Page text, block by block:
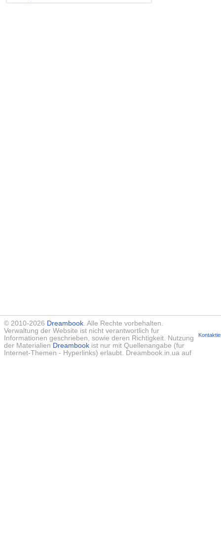
© 2010-2026 Dreambook. Alle Rechte vorbehalten.
Verwaltung der Website ist nicht verantwortlich fur
Informationen geschrieben, sowie deren Richtigkeit. Nutzung
der Materialien Dreambook ist nur mit Quellenangabe (fur
Internet-Themen - Hyperlinks) erlaubt. Dreambook.in.ua auf